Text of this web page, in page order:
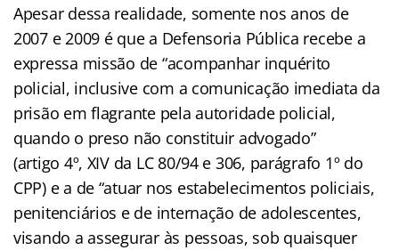
Apesar dessa realidade, somente nos anos de
2007 e 2009 é que a Defensoria Pública recebe a
expressa missão de “acompanhar inquérito
policial, inclusive com a comunicação imediata da
prisão em flagrante pela autoridade policial,
quando o preso não constituir advogado”
(artigo 4º, XIV da LC 80/94 e 306, parágrafo 1º do
CPP) e a de “atuar nos estabelecimentos policiais,
penitenciários e de internação de adolescentes,
visando a assegurar às pessoas, sob quaisquer